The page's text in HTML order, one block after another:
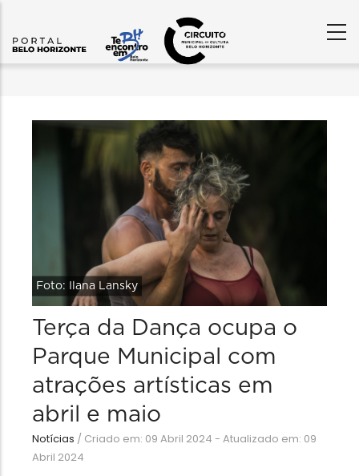
Foto: Ilana Lansky
Terça da Dança ocupa o
Parque Municipal com
atrações artísticas em
abril e maio
Notícias / Criado em: 09 Abril 2024 - Atualizado em: 09
Abril 2024